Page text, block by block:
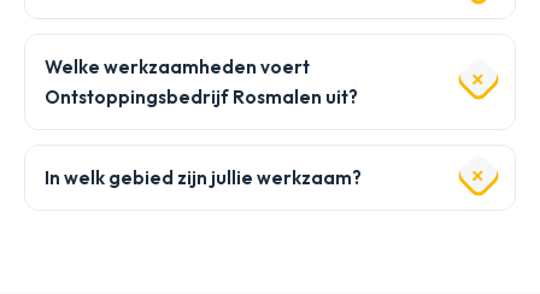
Welke werkzaamheden voert
Ontstoppingsbedrijf Rosmalen uit?
In welk gebied zijn jullie werkzaam?